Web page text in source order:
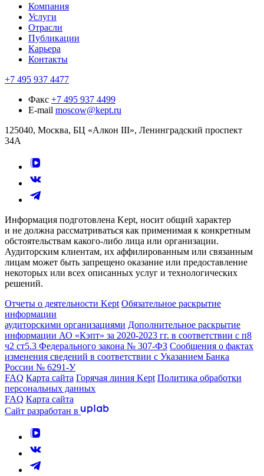
Компания
Услуги
Отрасли
Публикации
Карьера
Контакты
+7 495 937 4477
Факс +7 495 937 4499
E-mail moscow@kept.ru
125040, Москва, БЦ «Алкон III», Ленинградский проспект
34А
Информация подготовлена Kept, носит общий характер
и не должна рассматриваться как применимая к конкретным
обстоятельствам какого-либо лица или организации.
Аудиторским клиентам, их аффилированным или связанным
лицам может быть запрещено оказание или предоставление
некоторых или всех описанных услуг и технологических
решений.
Отчеты о деятельности Kept Обязательное раскрытие
информации
аудиторскими организациями Дополнительное раскрытие
информации АО «Кэпт» за 2020-2023 гг. в соответствии с п8
ч2 ст5.3 Федерального закона № 307-ФЗ Сообщения о фактах
изменения сведений в соответствии с Указанием Банка
России № 6291-У
FAQ Карта сайта Горячая линия Kept Политика обработки
персональных данных
FAQ Карта сайта
Сайт разработан в